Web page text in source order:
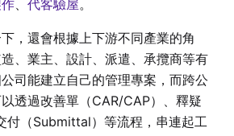
、 代客驗屋。
，還會根據上下游不同產業的角
、業主、設計、派遣、承攬商等有
司能建立自己的管理專案，而跨公
透過改善單（CAR/CAP）、釋疑
付（Submittal）等流程，串連起工